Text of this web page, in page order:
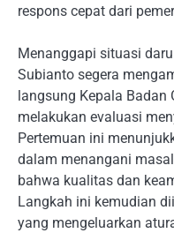
respons cepat dari
Menanggapi situasi
Subianto segera
langsung Kepala
melakukan evaluasi
Pertemuan ini
dalam menangani
bahwa kualitas dan
Langkah ini kemudian
yang mengeluarkan